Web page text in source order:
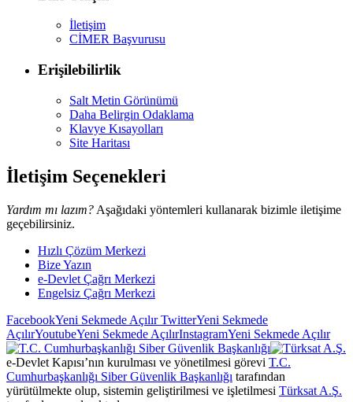
İletişim
CİMER Başvurusu
Erişilebilirlik
Salt Metin Görünümü
Daha Belirgin Odaklama
Klavye Kısayolları
Site Haritası
İletişim Seçenekleri
Yardım mı lazım? Aşağıdaki yöntemleri kullanarak bizimle iletişime
geçebilirsiniz.
Hızlı Çözüm Merkezi
Bize Yazın
e-Devlet Çağrı Merkezi
Engelsiz Çağrı Merkezi
FacebookYeni Sekmede AçılırTwitterYeni Sekmede
AçılırYoutubeYeni Sekmede AçılırInstagramYeni Sekmede Açılır
e-Devlet Kapısı’nın kurulması ve yönetilmesi görevi T.C.
Cumhurbaşkanlığı Siber Güvenlik Başkanlığı tarafından
yürütülmekte olup, sistemin geliştirilmesi ve işletilmesi Türksat A.Ş.